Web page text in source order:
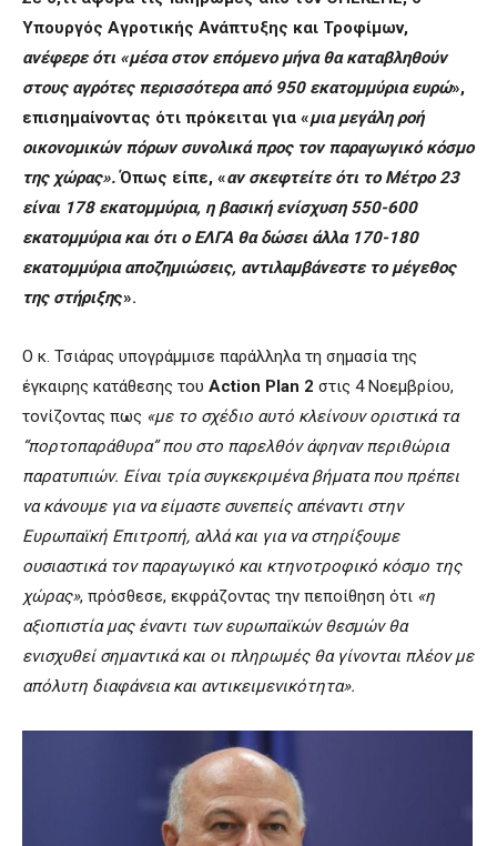
Υπουργός Αγροτικής Ανάπτυξης και Τροφίμων,
ανέφερε ότι «μέσα στον επόμενο μήνα θα καταβληθούν
στους αγρότες περισσότερα από 950 εκατομμύρια ευρώ»,
επισημαίνοντας ότι πρόκειται για «μια μεγάλη ροή
οικονομικών πόρων συνολικά προς τον παραγωγικό κόσμο
της χώρας».Όπως είπε, «αν σκεφτείτε ότι το Μέτρο 23
είναι 178 εκατομμύρια, η βασική ενίσχυση 550-600
εκατομμύρια και ότι ο ΕΛΓΑ θα δώσει άλλα 170-180
εκατομμύρια αποζημιώσεις, αντιλαμβάνεστε το μέγεθος
της στήριξης».
Ο κ. Τσιάρας υπογράμμισε παράλληλα τη σημασία της
έγκαιρης κατάθεσης του Action Plan 2 στις 4 Νοεμβρίου,
τονίζοντας πως «με το σχέδιο αυτό κλείνουν οριστικά τα
“πορτοπαράθυρα” που στο παρελθόν άφηναν περιθώρια
παρατυπιών. Είναι τρία συγκεκριμένα βήματα που πρέπει
να κάνουμε για να είμαστε συνεπείς απέναντι στην
Ευρωπαϊκή Επιτροπή, αλλά και για να στηρίξουμε
ουσιαστικά τον παραγωγικό και κτηνοτροφικό κόσμο της
χώρας», πρόσθεσε, εκφράζοντας την πεποίθηση ότι «η
αξιοπιστία μας έναντι των ευρωπαϊκών θεσμών θα
ενισχυθεί σημαντικά και οι πληρωμές θα γίνονται πλέον με
απόλυτη διαφάνεια και αντικειμενικότητα».